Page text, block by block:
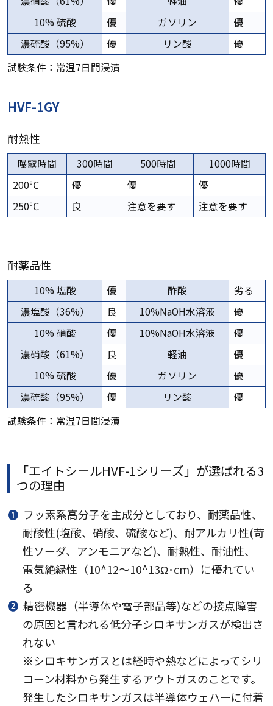
10% 硫酸
優 ガソリン
優
濃硫酸（95%）
優 リン酸
優
試験条件：常温7日間浸漬
HVF-1GY
耐熱性
曝露時間 300時間 500時間
1000時間
200℃
優 優
優
250℃
良 注意を要す 注意を要す
耐薬品性
10% 塩酸 優 酢酸
劣る
濃塩酸（36%）
良 10%NaOH水溶液
優
10% 硝酸
優 10%NaOH水溶液
優
濃硝酸（61%）
良 軽油
優
10% 硫酸
優 ガソリン
優
濃硫酸（95%）
優 リン酸
優
試験条件：常温7日間浸漬
「エイトシールHVF-1シリーズ」が選ばれる3
つの理由
❶ フッ素系高分子を主成分としており、耐薬品性、
耐酸性(塩酸、硝酸、硫酸など)、耐アルカリ性(苛
性ソーダ、アンモニアなど)、耐熱性、耐油性、
電気絶縁性（10^12～10^13Ω･cm）に優れてい
る
❷ 精密機器（半導体や電子部品等)などの接点障害
の原因と言われる低分子シロキサンガスが検出さ
れない
※シロキサンガスとは経時や熱などによってシリ
コーン材料から発生するアウトガスのことです。
発生したシロキサンガスは半導体ウェハーに付着